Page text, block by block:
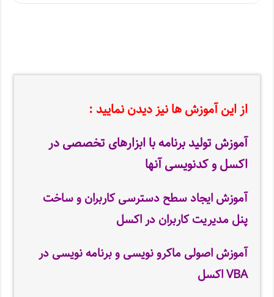
از این آموزش ها نیز دیدن نمایید :
آموزش تولید برنامه با ابزارهای تخصصی در
اکسل و کدنویسی آنها
آموزش ایجاد سطح دسترسی کاربران و ساخت
پنل مدیریت کاربران در اکسل
آموزش اصولی ماکرو نویسی و برنامه نویسی در
VBA اکسل